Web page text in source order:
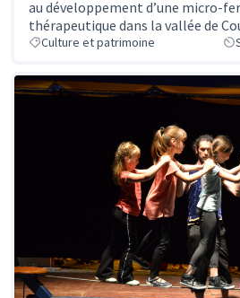
au développement d’une micro-
thérapeutique dans la vallée de
Culture et patrimoine